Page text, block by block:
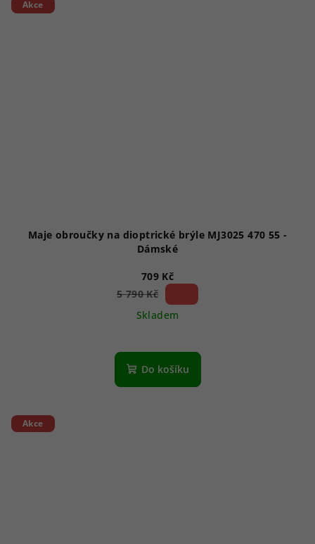
Akce
Maje obroučky na dioptrické brýle MJ3025 470 55 -
Dámské
709 Kč
5 790 Kč
Skladem
Do košíku
Akce